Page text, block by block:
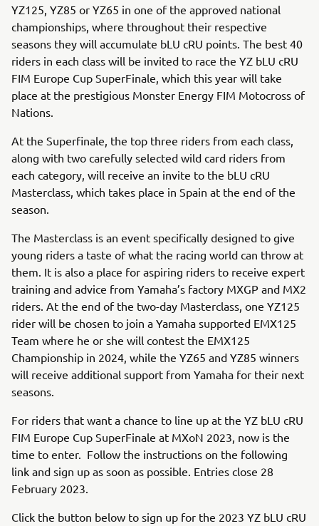
YZ125, YZ85 or YZ65 in one of the approved national
championships, where throughout their respective
seasons they will accumulate bLU cRU points. The best 40
riders in each class will be invited to race the YZ bLU cRU
FIM Europe Cup SuperFinale, which this year will take
place at the prestigious Monster Energy FIM Motocross of
Nations.
At the Superfinale, the top three riders from each class,
along with two carefully selected wild card riders from
each category, will receive an invite to the bLU cRU
Masterclass, which takes place in Spain at the end of the
season.
The Masterclass is an event specifically designed to give
young riders a taste of what the racing world can throw at
them. It is also a place for aspiring riders to receive expert
training and advice from Yamaha’s factory MXGP and MX2
riders. At the end of the two-day Masterclass, one YZ125
rider will be chosen to join a Yamaha supported EMX125
Team where he or she will contest the EMX125
Championship in 2024, while the YZ65 and YZ85 winners
will receive additional support from Yamaha for their next
seasons.
For riders that want a chance to line up at the YZ bLU cRU
FIM Europe Cup SuperFinale at MXoN 2023, now is the
time to enter. Follow the instructions on the following
link and sign up as soon as possible. Entries close 28
February 2023.
Click the button below to sign up for the 2023 YZ bLU cRU